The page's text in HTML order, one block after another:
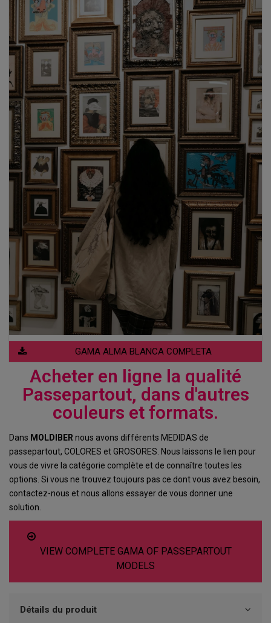
GAMA ALMA BLANCA COMPLETA
Acheter en ligne la qualité
Passepartout, dans d'autres
couleurs et formats.
Dans MOLDIBER nous avons différents MEDIDAS de
passepartout, COLORES et GROSORES. Nous laissons le lien pour
vous de vivre la catégorie complète et de connaître toutes les
options. Si vous ne trouvez toujours pas ce dont vous avez besoin,
contactez-nous et nous allons essayer de vous donner une
solution.
VIEW COMPLETE GAMA OF PASSEPARTOUT
MODELS
Détails du produit